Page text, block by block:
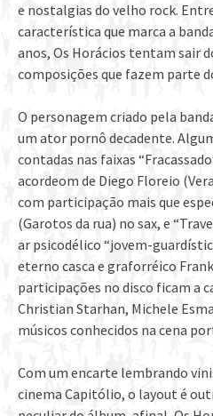
e nostalgias do velho rock.
característica que marca a
anos, Os Horácios tentam sair
composições que fazem parte
O personagem criado pela
um ator pornô decadente.
contadas nas faixas
acordeom de Diego Floreio
com participação mais que
(Garotos da rua) no sax, e
ar psicodélico “jovem-
eterno casca e graforréico
participações no disco ficam a
Christian Starhan, Michele
músicos conhecidos na cena
Com um encarte lembrando
cinema Capitólio, o layout é